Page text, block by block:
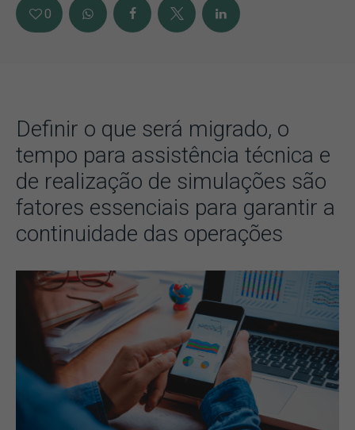
0
Definir o que será migrado, o
tempo para assistência técnica e
de realização de simulações são
fatores essenciais para garantir a
continuidade das operações